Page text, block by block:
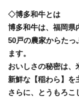
◇博多和牛とは
博多和牛は、福岡県
50戸の農家からた
ます。
おいしさの秘密は、
新鮮な【稲わら】を
さらに、とうもろ